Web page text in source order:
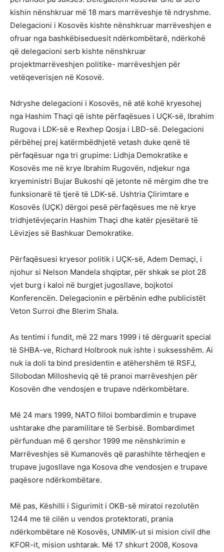
kishin nënshkruar më 18 mars marrëveshje të ndryshme.
Delegacioni i Kosovës kishte nënshkruar marrëveshjen e
ofruar nga bashkëbiseduesit ndërkombëtarë, ndërkohë
që delegacioni serb kishte nënshkruar
projektmarrëveshjen politike- marrëveshjen për
vetëqeverisjen në Kosovë.
Ndryshe delegacioni i Kosovës, në atë kohë kryesohej
nga Hashim Thaçi që ishte përfaqësues i UÇK-së, Ibrahim
Rugova i LDK-së e Rexhep Qosja i LBD-së. Delegacioni
përbëhej prej katërmbëdhjetë vetash duke qenë të
përfaqësuar nga tri grupime: Lidhja Demokratike e
Kosovës me në krye Ibrahim Rugovën, ndjekur nga
kryeministri Bujar Bukoshi që jetonte në mërgim dhe tre
funksionarë të tjerë të LDK-së. Ushtria Çlirimtare e
Kosovës (UÇK) dërgoi pesë përfaqësues me në krye
tridhjetëvjeçarin Hashim Thaçi dhe katër pjesëtarë të
Lëvizjes së Bashkuar Demokratike.
Përfaqësuesi kryesor politik i UÇK-së, Adem Demaçi, i
njohur si Nelson Mandela shqiptar, për shkak se plot 28
vjet burg i kaloi në burgjet jugosllave, bojkotoi
Konferencën. Delegacionin e përbënin edhe publicistët
Veton Surroi dhe Blerim Shala.
As tentimi i fundit, më 22 mars 1999 i të dërguarit special
të SHBA-ve, Richard Holbrook nuk ishte i suksesshëm. Ai
nuk ia doli ta bind presidentin e atëhershëm të RSFJ,
Sllobodan Millosheviq që të pranoi marrëveshjen për
Kosovën dhe vendosjen e trupave ndërkombëtare.
Më 24 mars 1999, NATO filloi bombardimin e trupave
ushtarake dhe paramilitare të Serbisë. Bombardimet
përfunduan më 6 qershor 1999 me nënshkrimin e
Marrëveshjes së Kumanovës që parashihte tërheqjen e
trupave jugosllave nga Kosova dhe vendosjen e trupave
paqësore ndërkombëtare.
Më pas, Këshilli i Sigurimit i OKB-së miratoi rezolutën
1244 me të cilën u vendos protektorati, prania
ndërkombëtare në Kosovës, UNMIK-ut si mision civil dhe
KFOR-it, mision ushtarak. Më 17 shkurt 2008, Kosova